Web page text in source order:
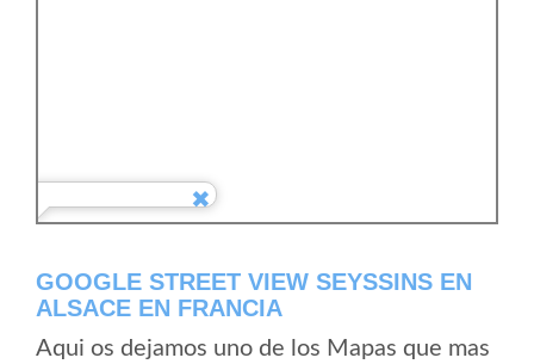
GOOGLE STREET VIEW SEYSSINS EN
ALSACE EN FRANCIA
Aqui os dejamos uno de los Mapas que mas